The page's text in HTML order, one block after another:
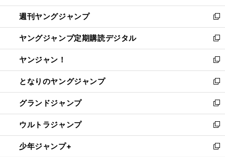
開
く
ウ
で
開
く
ン
ド
ウ
で
開
く
ウ
ィ
ン
ド
ウ
で
開
く
週刊ヤングジャンプ
新
し
い
ウ
ィ
ン
ド
ウ
で
開
く
ヤングジャンプ定期購読デジタル
新
し
い
ウ
ィ
ン
ド
ウ
で
開
く
ヤンジャン！
新
し
い
ウ
ィ
ン
ド
ウ
で
となりのヤングジャンプ
新
し
い
ウ
ィ
ン
ド
グランドジャンプ
新
し
い
ウ
ィ
ウルトラジャンプ
新
し
い
少年ジャンプ+
新